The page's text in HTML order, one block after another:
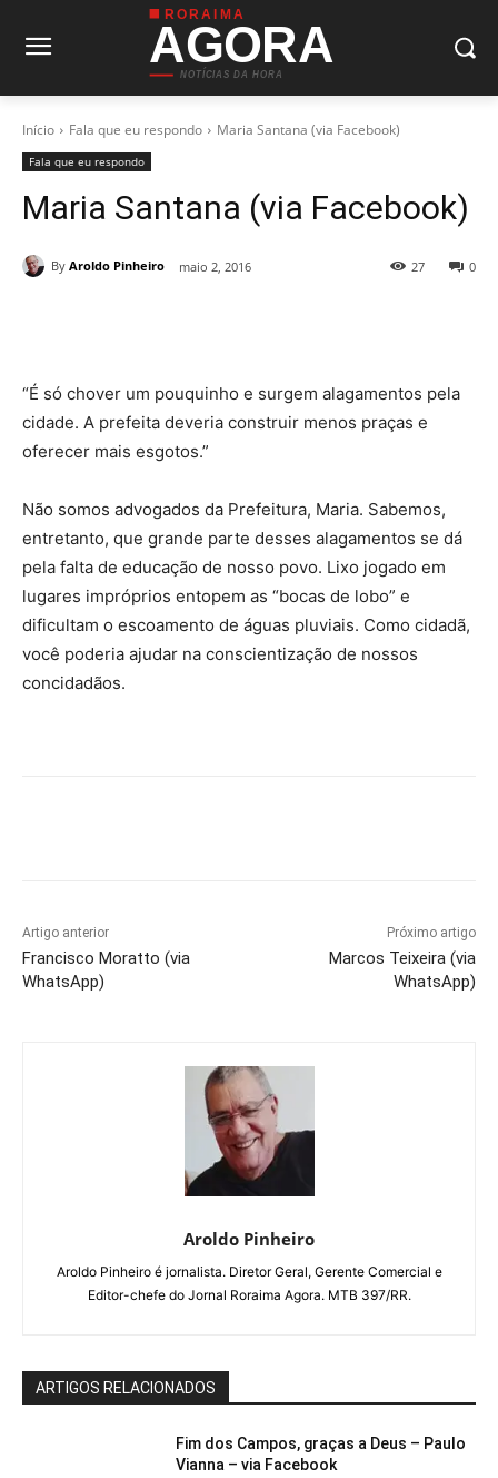
RORAIMA
AGORA
NOTÍCIAS DA HORA
Início Fala que eu respondo Maria Santana (via Facebook)
Fala que eu respondo
Maria Santana (via Facebook)
By Aroldo Pinheiro maio 2, 2016 0
27
“É só chover um pouquinho e surgem alagamentos pela
cidade. A prefeita deveria construir menos praças e
oferecer mais esgotos.”
Não somos advogados da Prefeitura, Maria. Sabemos,
entretanto, que grande parte desses alagamentos se dá
pela falta de educação de nosso povo. Lixo jogado em
lugares impróprios entopem as “bocas de lobo” e
dificultam o escoamento de águas pluviais. Como cidadã,
você poderia ajudar na conscientização de nossos
concidadãos.
Artigo anterior
Francisco Moratto (via
WhatsApp)
Próximo artigo
Marcos Teixeira (via
WhatsApp)
Aroldo Pinheiro
Aroldo Pinheiro é jornalista. Diretor Geral, Gerente Comercial e
Editor-chefe do Jornal Roraima Agora. MTB 397/RR.
ARTIGOS RELACIONADOS
Fim dos Campos, graças a Deus – Paulo
Vianna – via Facebook